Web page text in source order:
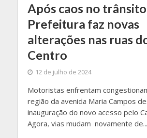
Após caos no
Prefeitura faz novas
alterações nas ruas
Centro
12 de julho de 2024
Motoristas enfrentam
região da avenida Maria Campos
inauguração do novo acesso pelo
Agora, vias mudam novamente de...